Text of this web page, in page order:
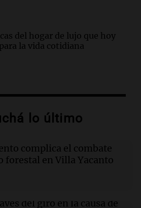
del hogar de lujo que hoy
la vida cotidiana
granja en México
supermasivo oculto fue
muerte violenta de una
lo último
complica el combate
forestal en Villa Yacanto
del giro en la causa de